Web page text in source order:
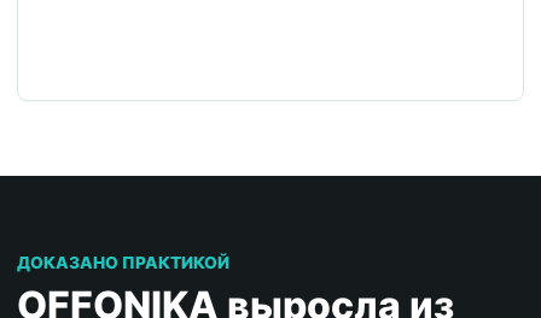
ДОКАЗАНО ПРАКТИКОЙ
OFFONIKA выросла из